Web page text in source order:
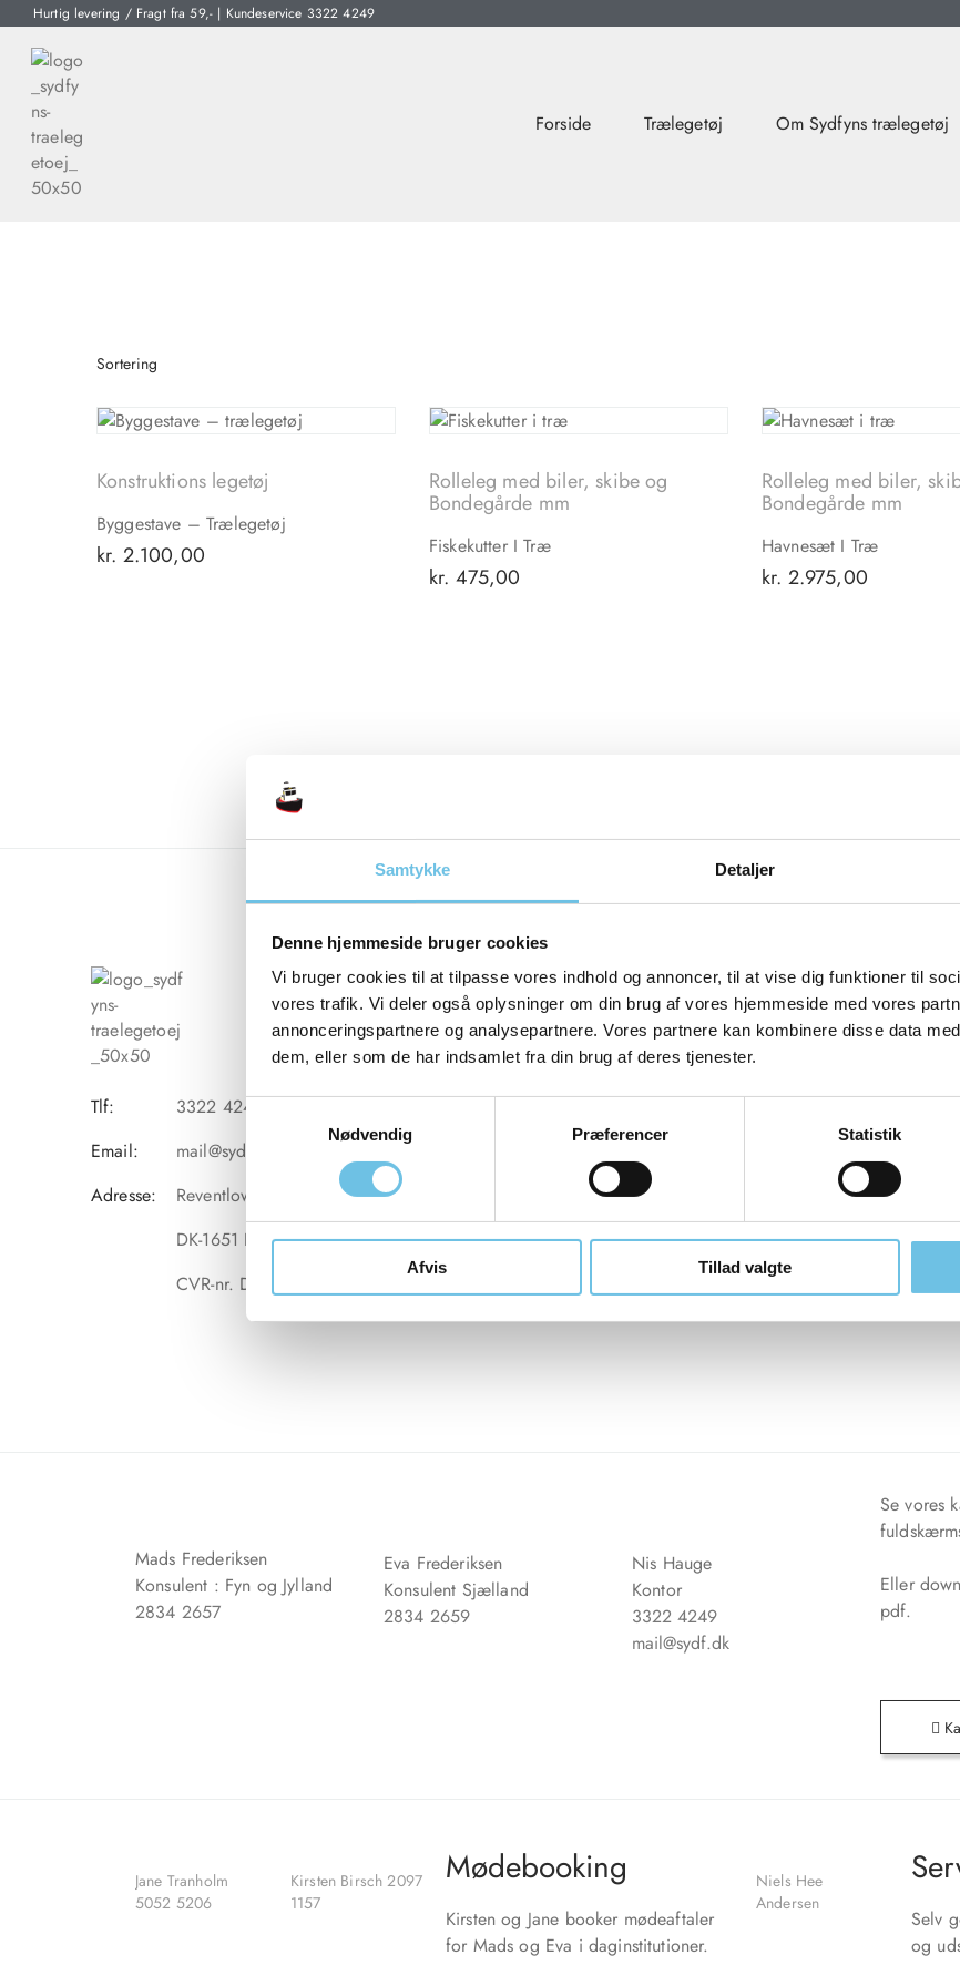
Samtykke Detaljer
Denne hjemmeside bruger cookies
Vi bruger cookies til at tilpasse vores indhold og annoncer, til at vise dig funktioner til
vores trafik. Vi deler også oplysninger om din brug af vores hjemmeside med vores
annonceringspartnere og analysepartnere. Vores partnere kan kombinere disse data
dem, eller som de har indsamlet fra din brug af deres tjenester.
S
k
e
v
Nødvendig Præferencer Statistik
Afvis Tillad valgte
Hurtig levering / Fragt fra 59,- | Kundeservice 3322 4249
Forside Trælegetøj Om Sydfyns trælegetøj
Konstruktions legetøj
Byggestave – Trælegetøj
kr. 2.100,00
Rolleleg med biler, skibe og
Bondegårde mm
Fiskekutter I Træ
kr. 475,00
Rolleleg med biler,
Bondegårde mm
Havnesæt I Træ
kr. 2.975,00
Tlf:
3322 4249
Email:
mail@sydf.dk
Adresse:
Reventlowsgade 28, 2.th
DK-1651 Købehavn V
CVR-nr. DK-30606523
Om Sydfyns
Trælegetøj
Bæredygtig produktion
Service og reparation
Udvikling af legetøj
Formalia
Persondata og Cookie-
politik
Fragt og
leveringsbetingelser
Mads Frederiksen
Konsulent : Fyn og Jylland
2834 2657
Eva Frederiksen
Konsulent Sjælland
2834 2659
Nis Hauge
Kontor
3322 4249
mail@sydf.dk
Se vores
Eller
pdf.
Jane Tranholm
5052 5206
Kirsten Birsch 2097
1157
Mødebooking
Kirsten og Jane booker mødeaftaler
for Mads og Eva i daginstitutioner.
Niels Hee
Andersen
Selv
og